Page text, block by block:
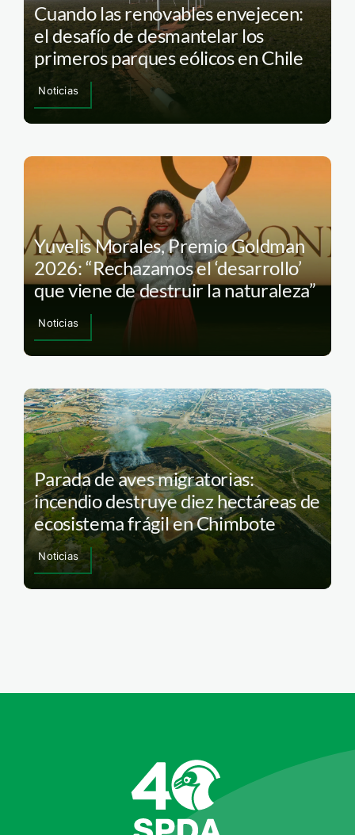
Cuando las renovables envejecen:
el desafío de desmantelar los
primeros parques eólicos en Chile
Noticias
Yuvelis Morales, Premio Goldman
2026: “Rechazamos el ‘desarrollo’
que viene de destruir la naturaleza”
Noticias
Parada de aves migratorias:
incendio destruye diez hectáreas de
ecosistema frágil en Chimbote
Noticias